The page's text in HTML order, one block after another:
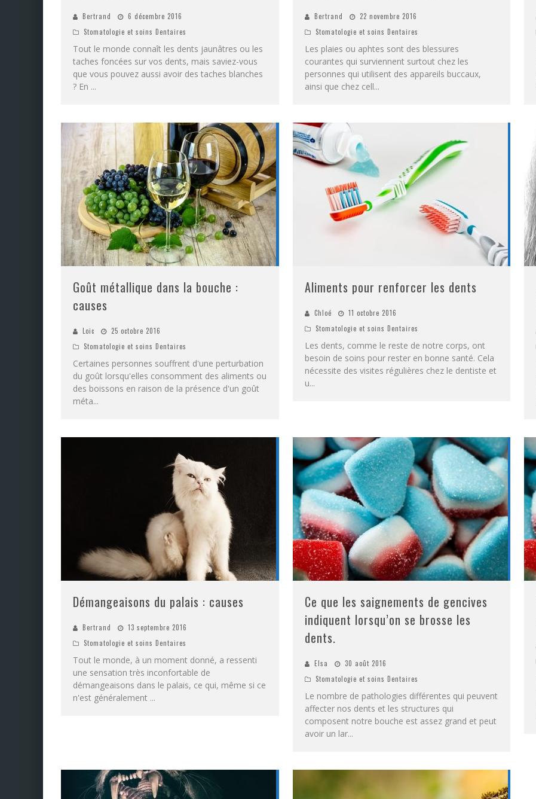
Bertrand
6 décembre 2016
Stomatologie et soins Dentaires
Tout le monde connaît les dents jaunâtres ou les
taches foncées sur vos dents, mais saviez-vous
que vous pouvez aussi avoir des taches blanches
? En ...
Bertrand
22 novembre 2016
Stomatologie et soins Dentaires
Les plaies ou aphtes sont des blessures
courantes qui surviennent surtout chez les
personnes qui utilisent des appareils buccaux,
ainsi que chez cell...
Goût métallique dans la bouche :
causes
Loic
25 octobre 2016
Stomatologie et soins Dentaires
Certaines personnes souffrent d'une perturbation
du goût lorsqu'elles consomment des aliments ou
des boissons en raison de la présence d'un goût
méta...
Aliments pour renforcer les dents
Chloé
11 octobre 2016
Stomatologie et soins Dentaires
Les dents, comme le reste de notre corps, ont
besoin de soins pour rester en bonne santé. Cela
nécessite des visites régulières chez le dentiste et
u...
Démangeaisons du palais : causes
Bertrand
13 septembre 2016
Stomatologie et soins Dentaires
Tout le monde, à un moment donné, a ressenti
une sensation très inconfortable de
démangeaisons dans le palais, ce qui, même si ce
n'est généralement ...
Ce que les saignements de gencives
indiquent lorsqu’on se brosse les
dents.
Elsa
30 août 2016
Stomatologie et soins Dentaires
Le nombre de pathologies différentes qui peuvent
affecter nos dents et les structures qui
composent notre bouche est assez grand et peut
avoir un lar...